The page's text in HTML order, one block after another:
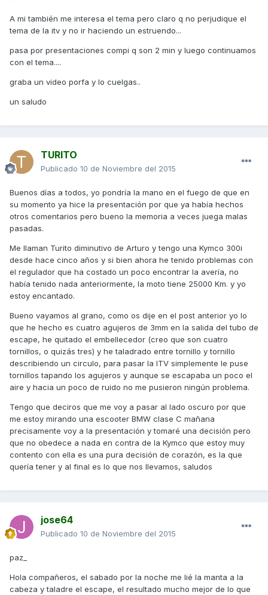
A mi también me interesa el tema pero claro q no perjudique el
tema de la itv y no ir haciendo un estruendo...
pasa por presentaciones compi q son 2 min y luego continuamos
con el tema....
graba un video porfa y lo cuelgas..
un saludo
TURITO
Publicado 10 de Noviembre del 2015
Buenos días a todos, yo pondría la mano en el fuego de que en
su momento ya hice la presentación por que ya había hechos
otros comentarios pero bueno la memoria a veces juega malas
pasadas.
Me llaman Turito diminutivo de Arturo y tengo una Kymco 300i
desde hace cinco años y si bien ahora he tenido problemas con
el regulador que ha costado un poco encontrar la avería, no
había tenido nada anteriormente, la moto tiene 25000 Km. y yo
estoy encantado.
Bueno vayamos al grano, como os dije en el post anterior yo lo
que he hecho es cuatro agujeros de 3mm en la salida del tubo de
escape, he quitado el embellecedor (creo que son cuatro
tornillos, o quizás tres) y he taladrado entre tornillo y tornillo
describiendo un circulo, para pasar la ITV simplemente le puse
tornillos tapando los agujeros y aunque se escapaba un poco el
aire y hacia un poco de ruido no me pusieron ningún problema.
Tengo que deciros que me voy a pasar al lado oscuro por que
me estoy mirando una escooter BMW clase C mañana
precisamente voy a la presentación y tomaré una decisión pero
que no obedece a nada en contra de la Kymco que estoy muy
contento con ella es una pura decisión de corazón, es la que
quería tener y al final es lo que nos llevamos, saludos
jose64
Publicado 10 de Noviembre del 2015
paz_
Hola compañeros, el sabado por la noche me lié la manta a la
cabeza y taladre el escape, el resultado mucho mejor de lo que